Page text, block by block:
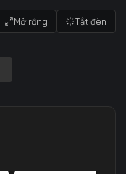
Mở rộng Tắt đèn